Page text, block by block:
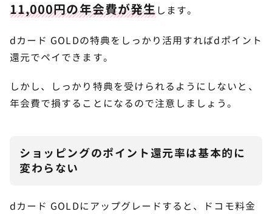
11,000円の年会費が発生します。
dカード GOLDの特典をしっかり活用すればdポイント
還元でペイできます。
しかし、しっかり特典を受けられるようにしないと、
年会費で損することになるので注意しましょう。
ショッピングのポイント還元率は基本的に
変わらない
dカード GOLDにアップグレードすると、ドコモ料金